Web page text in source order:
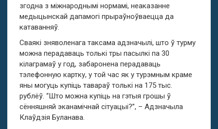
згодна з міжнароднымі нормамі, неаказанне
медыцынскай дапамогі прыраўноўваецца да
катаванняў.
Сваякі зняволенага таксама адзначылі, што ў турму
можна перадаваць толькі тры пасылкі па 30
кілаграмаў у год, забаронена перадаваць
тэлефонную картку, у той час як у турэмным краме
яны могуць купіць тавараў толькі на 175 тыс.
рублёў. “Што можна купіць на гэтыя грошы ў
сённяшняй эканамічнай сітуацыі?”, – Адзначыла
Клаўдзія Буланава.